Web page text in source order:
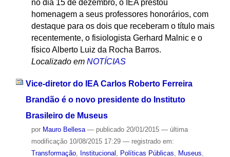
no dia 15 de dezembro, o IEA prestou
homenagem a seus professores honorários, com
destaque para os dois que receberam o título mais
recentemente, o fisiologista Gerhard Malnic e o
físico Alberto Luiz da Rocha Barros.
Localizado em NOTÍCIAS
Vice-diretor do IEA Carlos Roberto Ferreira
Brandão é o novo presidente do Instituto
Brasileiro de Museus
por Mauro Bellesa — publicado20/01/2015 — última
modificação10/08/2015 17:29 — registrado em:
Transformação, Institucional Políticas Públicas Museus